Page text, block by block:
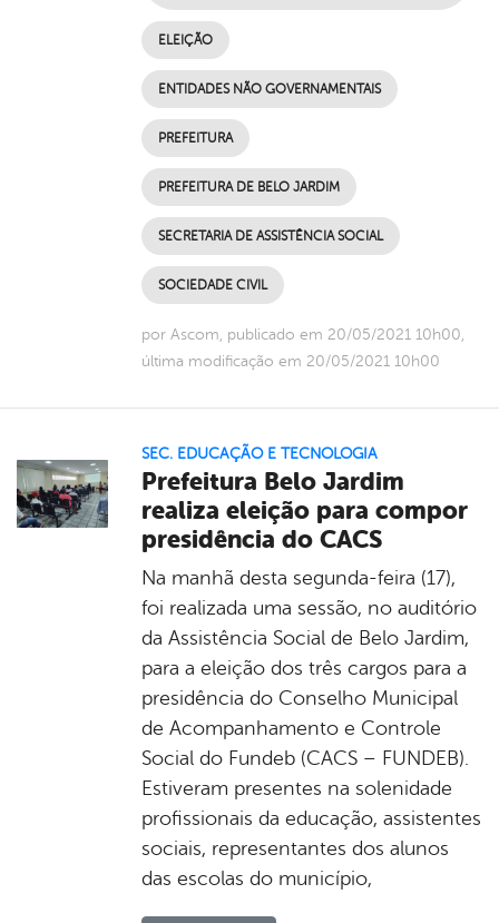
ELEIÇÃO
ENTIDADES NÃO GOVERNAMENTAIS
PREFEITURA
PREFEITURA DE BELO JARDIM
SECRETARIA DE ASSISTÊNCIA SOCIAL
SOCIEDADE CIVIL
por Ascom, publicado em 20/05/2021 10h00,
última modificação em 20/05/2021 10h00
SEC. EDUCAÇÃO E TECNOLOGIA
Prefeitura Belo Jardim
realiza eleição para compor
presidência do CACS
Na manhã desta segunda-feira (17),
foi realizada uma sessão, no auditório
da Assistência Social de Belo Jardim,
para a eleição dos três cargos para a
presidência do Conselho Municipal
de Acompanhamento e Controle
Social do Fundeb (CACS – FUNDEB).
Estiveram presentes na solenidade
profissionais da educação, assistentes
sociais, representantes dos alunos
das escolas do município,